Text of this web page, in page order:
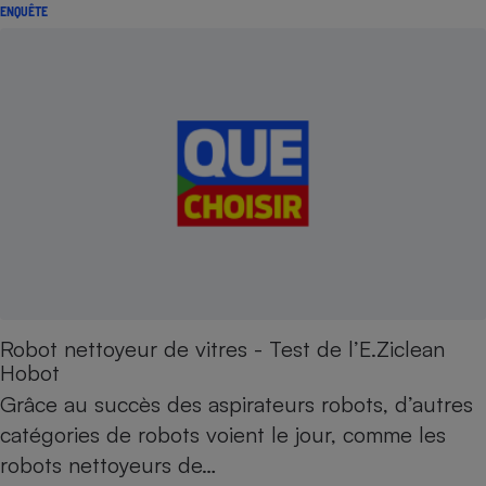
ENQUÊTE
Robot nettoyeur de vitres - Test de l’E.Ziclean
Hobot
Grâce au succès des aspirateurs robots, d’autres
catégories de robots voient le jour, comme les
robots nettoyeurs de…